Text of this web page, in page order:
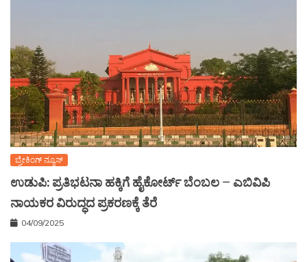
ಬ್ರೇಕಿಂಗ್ ನ್ಯೂಸ್
ಉಡುಪಿ: ಪ್ರತಿಭಟನಾ ಹಕ್ಕಿಗೆ ಹೈಕೋರ್ಟ್ ಬೆಂಬಲ – ಎಬಿವಿಪಿ
ನಾಯಕರ ವಿರುದ್ಧದ ಪ್ರಕರಣಕ್ಕೆ ತೆರೆ
04/09/2025